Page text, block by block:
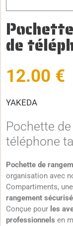
de
12.00 €
YAKEDA
Pochette
téléphone
Pochette de
organisation avec
Compartiments,
rangement
Conçue pour les
professionnels en